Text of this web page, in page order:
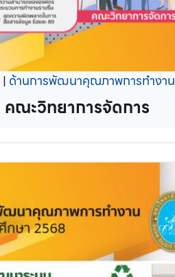
| ด้านการพัฒนาคุณภาพการทำงาน
คณะวิทยาการจัดการ